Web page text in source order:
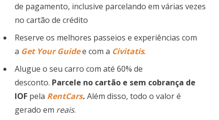
de pagamento, inclusive parcelando em várias vezes
no cartão de crédito
Reserve os melhores passeios e experiências com
a Get Your Guidee com a Civitatis.
Alugue o seu carro com até 60% de
desconto. Parcele no cartão e sem cobrança de
IOF pela RentCars. Além disso, todo o valor é
gerado em reais.